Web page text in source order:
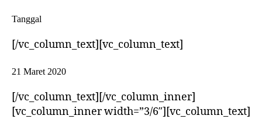
Tanggal
[/vc_column_text][vc_column_text]
21 Maret 2020
[/vc_column_text][/vc_column_inner]
[vc_column_inner width=”3/6″][vc_column_text]